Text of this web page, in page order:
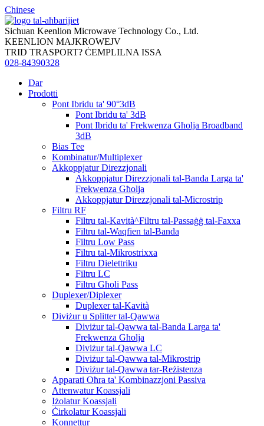
Chinese
Sichuan Keenlion Microwave Technology Co., Ltd.
KEENLION MAJKROWEJV
TRID TRASPORT? ĊEMPLILNA ISSA
028-84390328
Dar
Prodotti
Pont Ibridu ta' 90°3dB
Pont Ibridu ta' 3dB
Pont Ibridu ta' Frekwenza Għolja Broadband
3dB
Bias Tee
Kombinatur/Multiplexer
Akkoppjatur Direzzjonali
Akkoppjatur Direzzjonali tal-Banda Larga ta'
Frekwenza Għolja
Akkoppjatur Direzzjonali tal-Microstrip
Filtru RF
Filtru tal-Kavità^Filtru tal-Passaġġ tal-Faxxa
Filtru tal-Waqfien tal-Banda
Filtru Low Pass
Filtru tal-Mikrostrixxa
Filtru Dielettriku
Filtru LC
Filtru Għoli Pass
Duplexer/Diplexer
Duplexer tal-Kavità
Diviżur u Splitter tal-Qawwa
Diviżur tal-Qawwa tal-Banda Larga ta'
Frekwenza Għolja
Diviżur tal-Qawwa LC
Diviżur tal-Qawwa tal-Mikrostrip
Diviżur tal-Qawwa tar-Reżistenza
Apparati Oħra ta' Kombinazzjoni Passiva
Attenwatur Koassjali
Iżolatur Koassjali
Ċirkolatur Koassjali
Konnettur